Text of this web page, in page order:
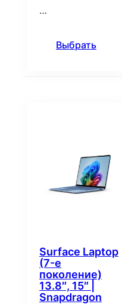
…
Выбрать
Surface Laptop
(7-е
поколение)
13.8″, 15″ |
Snapdragon